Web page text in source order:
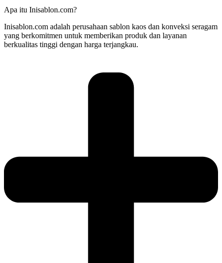
Apa itu Inisablon.com?
Inisablon.com adalah perusahaan sablon kaos dan konveksi seragam
yang berkomitmen untuk memberikan produk dan layanan
berkualitas tinggi dengan harga terjangkau.